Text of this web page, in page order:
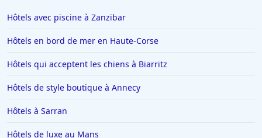
Hôtels avec piscine à Zanzibar
Hôtels en bord de mer en Haute-Corse
Hôtels qui acceptent les chiens à Biarritz
Hôtels de style boutique à Annecy
Hôtels à Sarran
Hôtels de luxe au Mans